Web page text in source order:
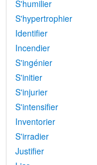
S'humilier
S'hypertrophier
Identifier
Incendier
S'ingénier
S'initier
S'injurier
S'intensifier
Inventorier
S'irradier
Justifier